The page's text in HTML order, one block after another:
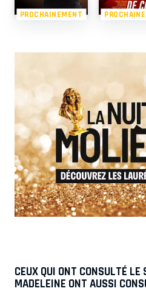
PROCHAINEMENT
CEUX QUI ONT CONSULTÉ
MADELEINE ONT AUSSI